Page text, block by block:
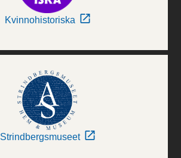
Kvinnohistoriska
Strindbergsmuseet